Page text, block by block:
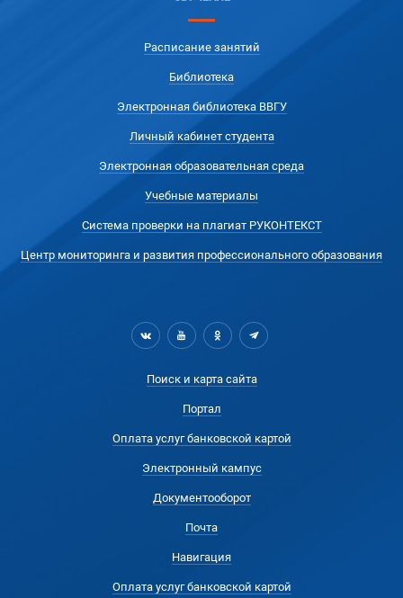
Расписание занятий
Библиотека
Электронная библиотека ВВГУ
Личный кабинет студента
Электронная образовательная среда
Учебные материалы
Система проверки на плагиат РУКОНТЕКСТ
Центр мониторинга и развития профессионального образования
Поиск и карта сайта
Портал
Оплата услуг банковской картой
Электронный кампус
Документооборот
Почта
Навигация
Оплата услуг банковской картой